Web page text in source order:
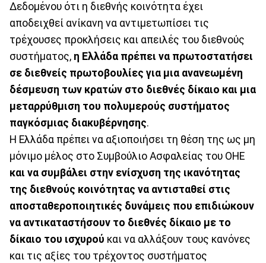
Δεδομένου ότι η διεθνής κοινότητα έχει
αποδειχθεί ανίκανη να αντιμετωπίσει τις
τρέχουσες προκλήσεις και απειλές του διεθνούς
συστήματος, η Ελλάδα πρέπει να πρωτοστατήσει
σε διεθνείς πρωτοβουλίες για μια ανανεωμένη
δέσμευση των κρατών στο διεθνές δίκαιο και μια
μεταρρύθμιση του πολυμερούς συστήματος
παγκόσμιας διακυβέρνησης.
Η Ελλάδα πρέπει να αξιοποιήσει τη θέση της ως μη
μόνιμο μέλος στο Συμβούλιο Ασφαλείας του ΟΗΕ
και να συμβάλει στην ενίσχυση της ικανότητας
της διεθνούς κοινότητας να αντισταθεί στις
αποσταθεροποιητικές δυνάμεις που επιδιώκουν
να αντικαταστήσουν το διεθνές δίκαιο με το
δίκαιο του ισχυρού και να αλλάξουν τους κανόνες
και τις αξίες του τρέχοντος συστήματος